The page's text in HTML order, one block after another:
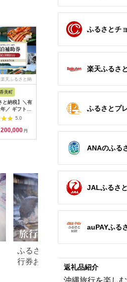
天ふるさと納
美町
と納税】＼有
／ ギフトに
宿泊補助券
分 宿泊助成
旅 トラベル
ト 贈答 母の
5.0
200,000 円
税
栃木県 日光市
【ふるさと納税】ぐる
り日光感謝券【商品券
1万5千円分】｜旅行
券 旅行 観光 温泉 旅
ャー施設 地域商品券
チケット 日光市
寄付金額:50,000円
三重
ンラ
ナー
ケッ
旅行
券 高
寄付
ふるさと納税でもらえる旅
行券おすすめランキング
【2026年最新版】還元率・
ふるさとチ
楽天ふるさ
ふるさとプ
ANAのふる
JALふるさ
auPAYふる
返礼品紹介
沖縄旅行を楽し